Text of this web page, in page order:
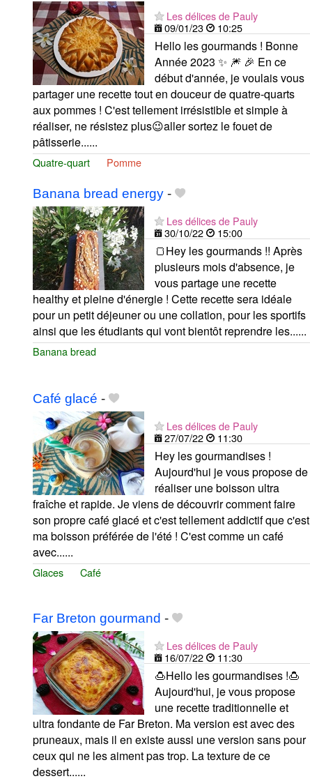
Les délices de Pauly
09/01/23
10:25
Hello les gourmands ! Bonne
Année 2023 ✨ 🎆 🎉 En ce
début d'année, je voulais vous
partager une recette tout en douceur de quatre-quarts
aux pommes ! C'est tellement irrésistible et simple à
réaliser, ne résistez plus😉aller sortez le fouet de
pâtisserie......
Quatre-quart Pomme
Banana bread energy -
Les délices de Pauly
30/10/22
15:00
🍞Hey les gourmands !! Après
plusieurs mois d'absence, je
vous partage une recette
healthy et pleine d'énergie ! Cette recette sera idéale
pour un petit déjeuner ou une collation, pour les sportifs
ainsi que les étudiants qui vont bientôt reprendre les......
Banana bread
Café glacé -
Les délices de Pauly
27/07/22
11:30
Hey les gourmandises !
Aujourd'hui je vous propose de
réaliser une boisson ultra
fraîche et rapide. Je viens de découvrir comment faire
son propre café glacé et c'est tellement addictif que c'est
ma boisson préférée de l'été ! C'est comme un café
avec......
Glaces Café
Far Breton gourmand -
Les délices de Pauly
16/07/22
11:30
🍮Hello les gourmandises !🍮
Aujourd'hui, je vous propose
une recette traditionnelle et
ultra fondante de Far Breton. Ma version est avec des
pruneaux, mais il en existe aussi une version sans pour
ceux qui ne les aiment pas trop. La texture de ce
dessert......